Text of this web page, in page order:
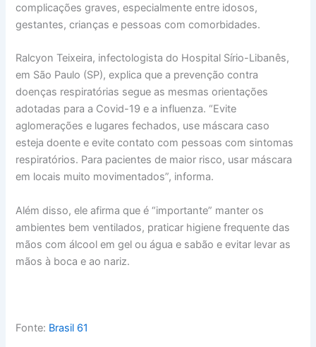
complicações graves, especialmente entre idosos,
gestantes, crianças e pessoas com comorbidades.
Ralcyon Teixeira, infectologista do Hospital Sírio-Libanês,
em São Paulo (SP), explica que a prevenção contra
doenças respiratórias segue as mesmas orientações
adotadas para a Covid-19 e a influenza. “Evite
aglomerações e lugares fechados, use máscara caso
esteja doente e evite contato com pessoas com sintomas
respiratórios. Para pacientes de maior risco, usar máscara
em locais muito movimentados”, informa.
Além disso, ele afirma que é “importante” manter os
ambientes bem ventilados, praticar higiene frequente das
mãos com álcool em gel ou água e sabão e evitar levar as
mãos à boca e ao nariz.
Fonte: Brasil 61